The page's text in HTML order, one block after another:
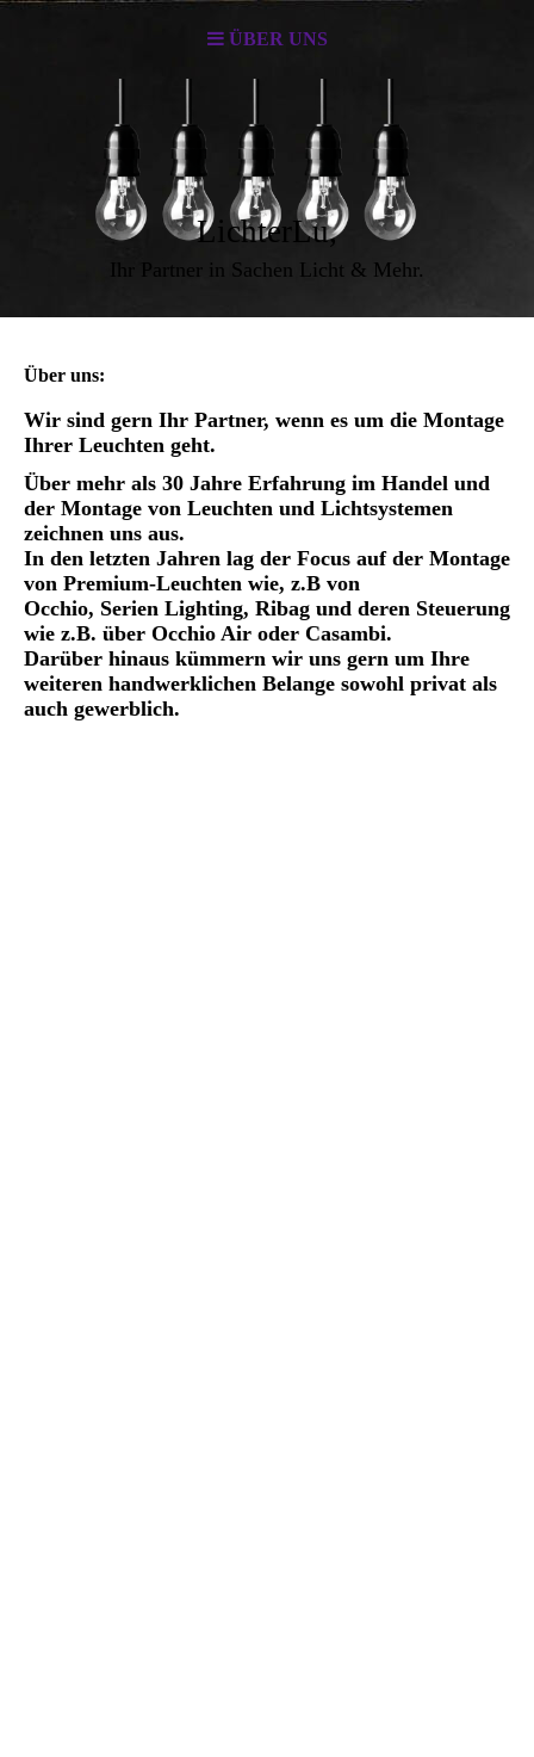
ÜBER UNS
LichterLu,
Ihr Partner in Sachen Licht & Mehr.
Über uns:
Wir sind gern Ihr Partner, wenn es um die Montage
Ihrer Leuchten geht.
Über mehr als 30 Jahre Erfahrung im Handel und
der Montage von Leuchten und Lichtsystemen
zeichnen uns aus.
In den letzten Jahren lag der Focus auf der Montage
von Premium-Leuchten wie, z.B von
Occhio, Serien Lighting, Ribag und deren Steuerung
wie z.B. über Occhio Air oder Casambi.
Darüber hinaus kümmern wir uns gern um Ihre
weiteren handwerklichen Belange sowohl privat als
auch gewerblich.